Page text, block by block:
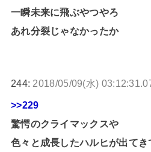
一瞬未来に飛ぶやつやろ
あれ分裂じゃなかったか
244: 2018/05/09(水)
>>229
驚愕のクライマックスや
色々と成長したハルヒが出て